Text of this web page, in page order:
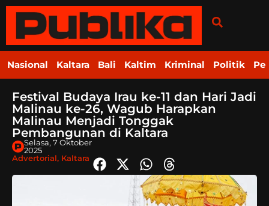
Nasional Kaltara Bali Kaltim Kriminal Politik
Festival Budaya Irau ke-11 dan Hari Jadi
Malinau ke-26, Wagub Harapkan
Malinau Menjadi Tonggak
Pembangunan di Kaltara
Selasa, 7 Oktober
2025
Advertorial, Kaltara